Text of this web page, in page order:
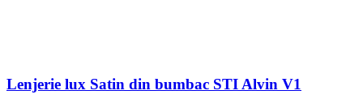
Lenjerie lux Satin din bumbac STI Alvin V1